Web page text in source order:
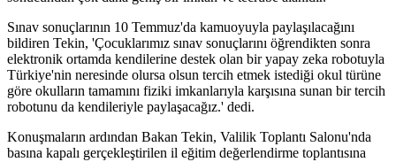
Sınav sonuçlarının 10 Temmuz'da kamuoyuyla paylaşılacağını
bildiren Tekin, 'Çocuklarımız sınav sonuçlarını öğrendikten sonra
elektronik ortamda kendilerine destek olan bir yapay zeka robotuyla
Türkiye'nin neresinde olursa olsun tercih etmek istediği okul türüne
göre okulların tamamını fiziki imkanlarıyla karşısına sunan bir tercih
robotunu da kendileriyle paylaşacağız.' dedi.
Konuşmaların ardından Bakan Tekin, Valilik Toplantı Salonu'nda
basına kapalı gerçekleştirilen il eğitim değerlendirme toplantısına